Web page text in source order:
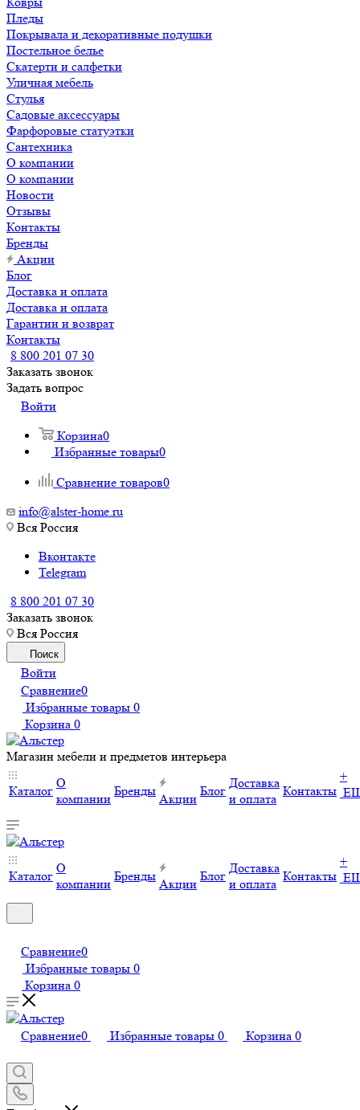
Пледы
Покрывала и декоративные подушки
Постельное белье
Скатерти и салфетки
Уличная мебель
Стулья
Садовые аксессуары
Фарфоровые статуэтки
Сантехника
О компании
О компании
Новости
Отзывы
Контакты
Бренды
Акции
Блог
Доставка и оплата
Доставка и оплата
Гарантии и возврат
Контакты
8 800 201 07 30
Заказать звонок
Задать вопрос
Войти
Корзина0
Избранные товары0
Сравнение товаров0
info@alster-home.ru
Вся Россия
Вконтакте
Telegram
8 800 201 07 30
Заказать звонок
Вся Россия
Поиск
Войти
Сравнение0
Избранные товары 0
Корзина 0
Магазин мебели и предметов интерьера
Каталог
О
компании
Бренды
Акции
Блог
Доставка
и оплата
Контакты
+
Каталог
О
компании
Бренды
Акции
Блог
Доставка
и оплата
Контакты
+
Сравнение0
Избранные товары 0
Корзина 0
Сравнение0 Избранные товары 0 Корзина 0